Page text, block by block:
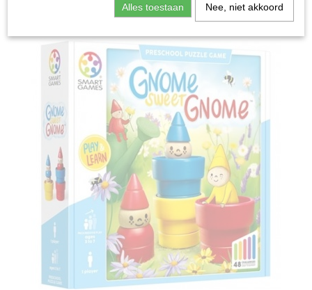
Alles toestaan Nee, niet akkoord